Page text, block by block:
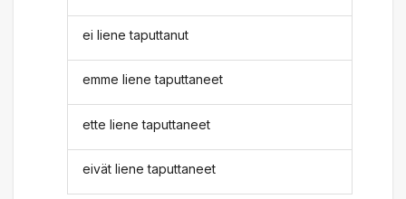
ei liene taputtanut
emme liene taputtaneet
ette liene taputtaneet
eivät liene taputtaneet